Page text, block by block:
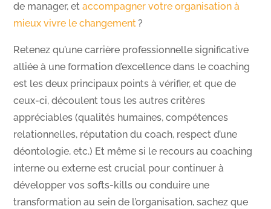
de manager, etaccompagner votre organisation à
mieux vivre le changement ?
Retenez qu’une carrière professionnelle significative
alliée à une formation d’excellence dans le coaching
est les deux principaux points à vérifier, et que de
ceux-ci, découlent tous les autres critères
appréciables (qualités humaines, compétences
relationnelles, réputation du coach, respect d’une
déontologie, etc.) Et même si le recours au coaching
interne ou externe est crucial pour continuer à
développer vos softs-kills ou conduire une
transformation au sein de l’organisation, sachez que